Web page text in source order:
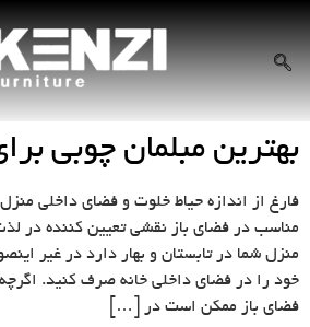
بهترین مبلمان چوبی
فارغ از اندازه حیاط خلوت و فضای داخلی منزل
مناسب در فضای باز نقشی تعیین کننده در
منزل شما در تابستان و بهار دارد در غیر
خود را در فضای داخلی خانه صرف کنید. اگرچه
فضای باز ممکن است در […]